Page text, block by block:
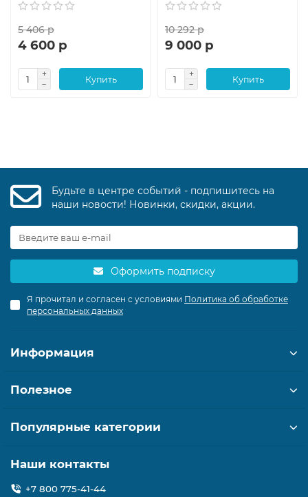
5 406 р
4 600 р
Купить
10 292 р
9 000 р
Купить
Будьте в центре событий - подпишитесь на
наши новости! Новинки, скидки, акции.
Оформить подписку
Я прочитал и согласен с условиями Политика об обработке
персональных данных
Информация
Полезное
Популярные категории
Наши контакты
+7 800 775-41-44